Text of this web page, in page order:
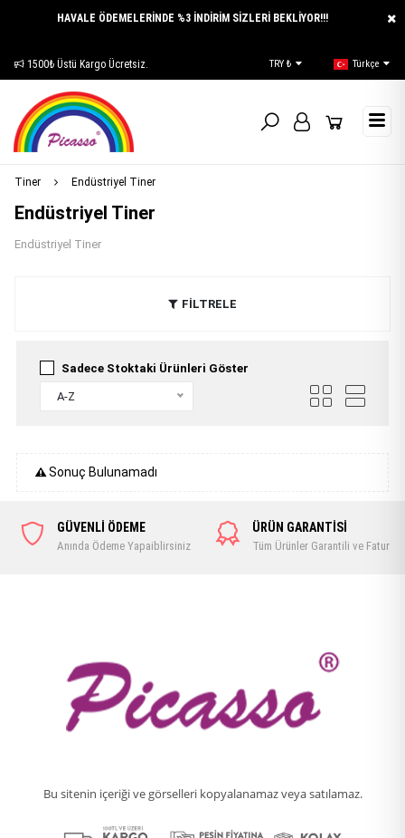
HAVALE ÖDEMELERİNDE %3 İNDİRİM SİZLERİ BEKLİYOR!!!
1500₺ Üstü Kargo Ücretsiz. TRY ₺ Türkçe
Tiner Endüstriyel Tiner
Endüstriyel Tiner
Endüstriyel Tiner
FİLTRELE
Sadece Stoktaki Ürünleri Göster
A-Z
Sonuç Bulunamadı
GÜVENLİ ÖDEME
Anında Ödeme Yapaiblirsiniz
ÜRÜN GARANTİSİ
Tüm Ürünler Garantili ve Faturalı
Bu sitenin içeriği ve görselleri kopyalanamaz veya satılamaz.